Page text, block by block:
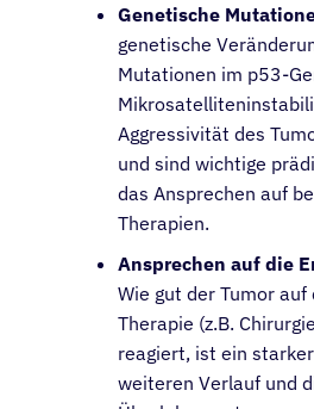
Genetische
genetische
Mutationen im p53-
Aggressivität des
und sind wichtige
das Ansprechen auf
Therapien.
Ansprechen auf die
Wie gut der Tumor auf
Therapie (z.B.
reagiert, ist ein
weiteren Verlauf und